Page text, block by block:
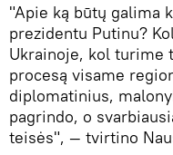
"Apie ką būtų galima
prezidentu Putinu?
Ukrainoje, kol turime
procesą visame
diplomatinius,
pagrindo, o
teisės", — tvirtino